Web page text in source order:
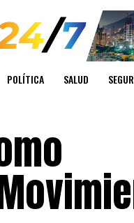
POLÍTICA SALUD